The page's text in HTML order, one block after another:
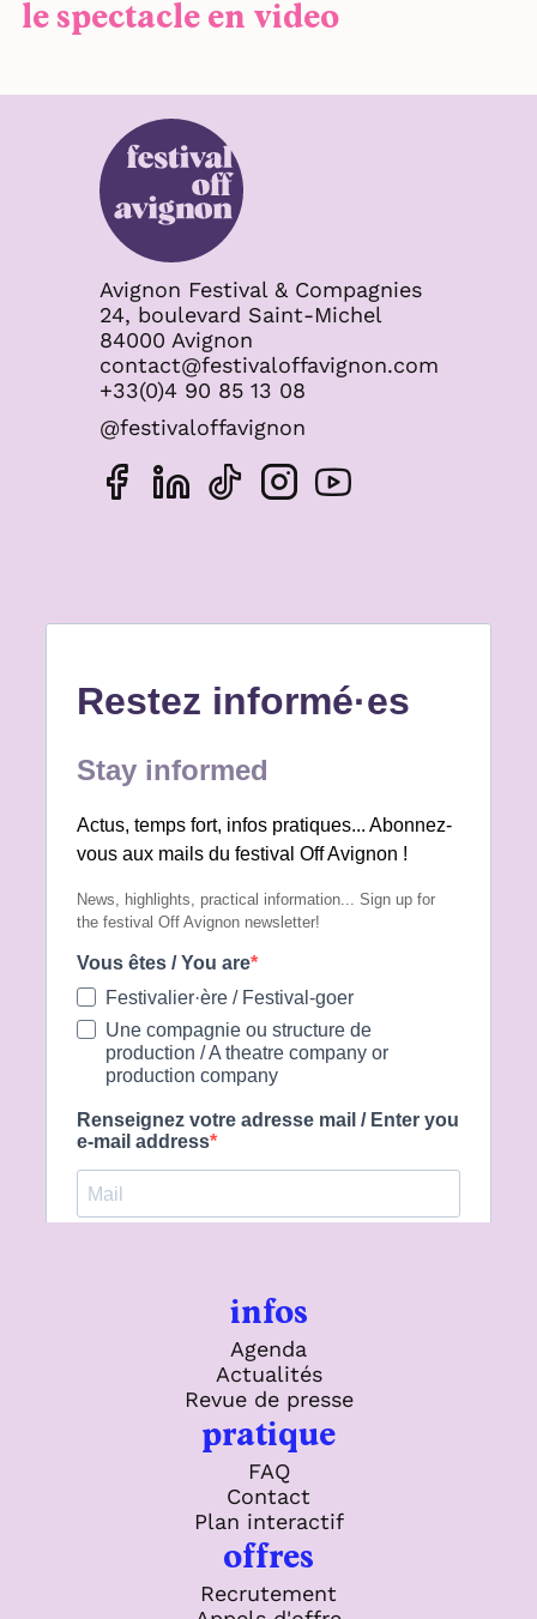
le spectacle en video
Avignon Festival & Compagnies
24, boulevard Saint-Michel
84000 Avignon
contact@festivaloffavignon.com
+33(0)4 90 85 13 08
@festivaloffavignon
infos
Agenda
Actualités
Revue de presse
pratique
FAQ
Contact
Plan interactif
offres
Recrutement